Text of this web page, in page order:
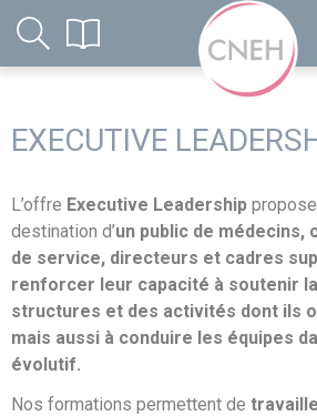
EXECUTIVE
L’offre Executive Leadership
destination d’un public de médecins,
de service, directeurs et cadres
renforcer leur capacité à soutenir
structures et des activités dont ils
mais aussi à conduire les équipes
évolutif.
Nos formations permettent de